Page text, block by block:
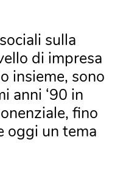
sulla
di impresa
insieme, sono
anni ‘90 in
fino
oggi un tema